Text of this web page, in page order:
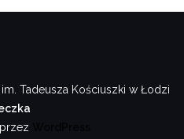
Tadeusza Kościuszki w Łodzi